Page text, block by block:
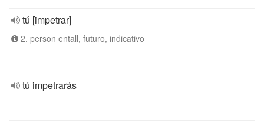
tú [impetrar]
2. person entall, futuro, indicativo
tú impetrarás